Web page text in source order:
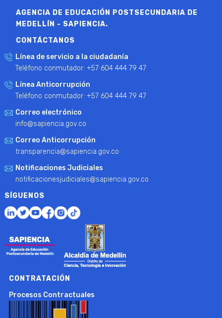
AGENCIA DE EDUCACIÓN POSTSECUNDARIA DE
MEDELLÍN - SAPIENCIA.
CONTÁCTANOS
Línea de servicio a la ciudadanía
Teléfono conmutador: +57 604 444 79 47
Línea Anticorrupción
Teléfono conmutador: +57 604 444 79 47
Correo electrónico
info@sapiencia.gov.co
Correo Anticorrupción
transparencia@sapiencia.gov.co
Notificaciones Judiciales
notificacionesjudiciales@sapiencia.gov.co
SÍGUENOS
CONTRATACIÓN
Procesos Contractuales